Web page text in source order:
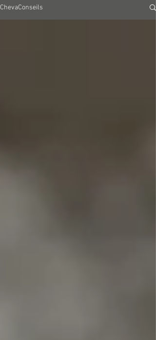
ChevaConseils